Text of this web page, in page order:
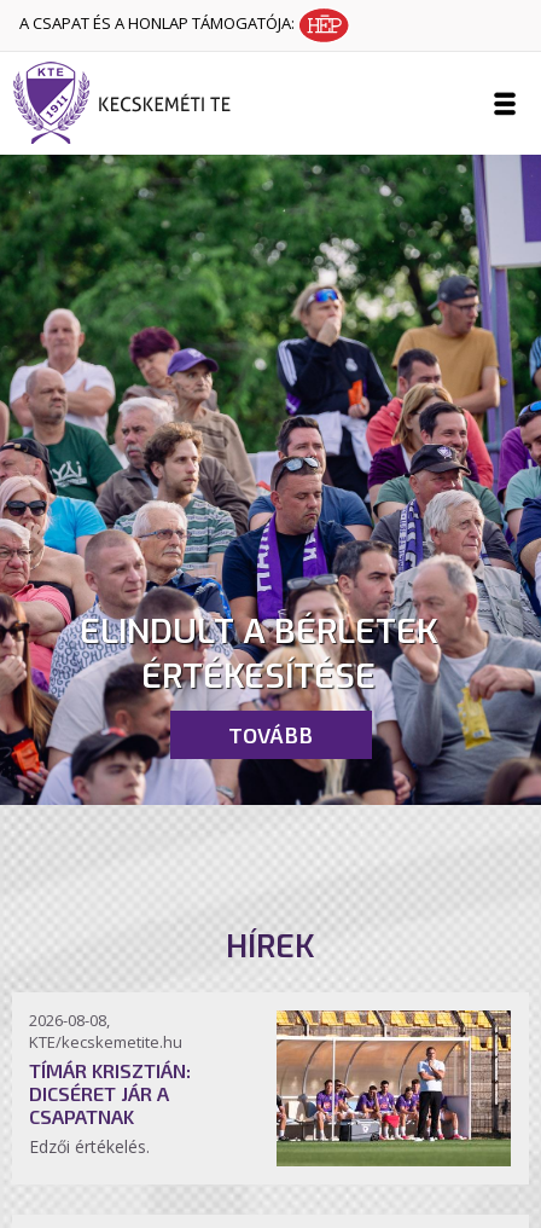
A CSAPAT ÉS A HONLAP TÁMOGATÓJA:
ELINDULT A BÉRLETEK
ÉRTÉKESÍTÉSE
TOVÁBB
HÍREK
2026-08-08,
KTE/kecskemetite.hu
TÍMÁR KRISZTIÁN:
DICSÉRET JÁR A
CSAPATNAK
Edzői értékelés.